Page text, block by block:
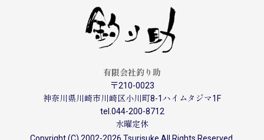
有限会社釣り助
〒210-0023
神奈川県川崎市川崎区小川町8-1ハイムタジマ1F
tel.044-200-8712
水曜定休